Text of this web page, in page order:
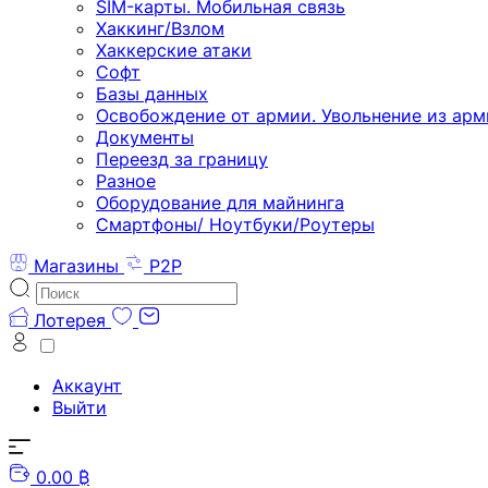
SIM-карты. Мобильная связь
Хаккинг/Взлом
Хаккерские атаки
Софт
Базы данных
Освобождение от армии. Увольнение из
Документы
Переезд за границу
Разное
Оборудование для майнинга
Смартфоны/ Ноутбуки/Роутеры
Магазины
P2P
Лотерея
Аккаунт
Выйти
0.00 ₿